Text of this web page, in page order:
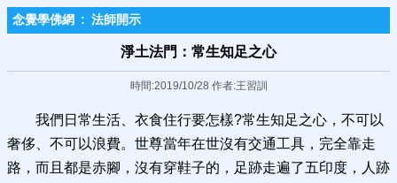
念覺學佛網 : 法師開示
淨土法門：常生知足之心
時間:2019/10/28 作者:王習訓
我們日常生活、衣食住行要怎樣?常生知足之心，不可以
奢侈、不可以浪費。世尊當年在世沒有交通工具，完全靠走
路，而且都是赤腳，沒有穿鞋子的，足跡走遍了五印度，人跡